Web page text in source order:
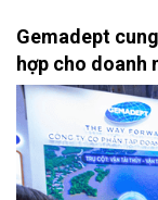
Gemadept
hợp cho doanh